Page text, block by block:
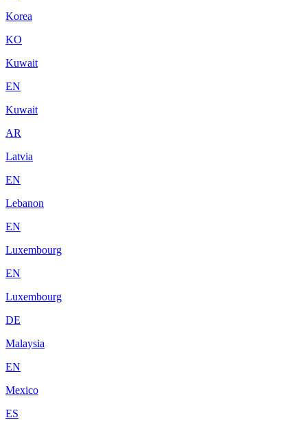
Korea
KO
Kuwait
EN
Kuwait
AR
Latvia
EN
Lebanon
EN
Luxembourg
EN
Luxembourg
DE
Malaysia
EN
Mexico
ES